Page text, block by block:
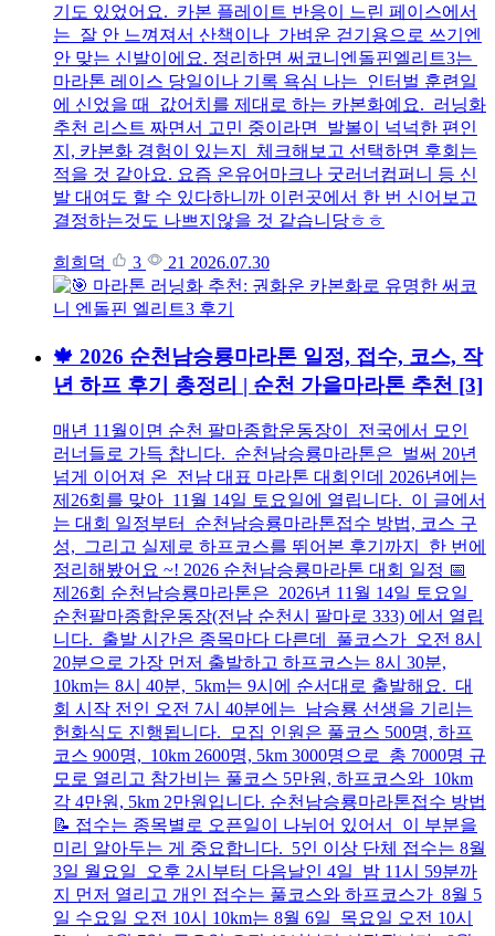
기도 있었어요. 카본 플레이트 반응이 느린 페이스에서
는 잘 안 느껴져서 산책이나 가벼운 걷기용으로 쓰기엔
안 맞는 신발이에요. 정리하면 써코니엔돌핀엘리트3는
마라톤 레이스 당일이나 기록 욕심 나는 인터벌 훈련일
에 신었을 때 값어치를 제대로 하는 카본화예요. 러닝화
추천 리스트 짜면서 고민 중이라면 발볼이 넉넉한 편인
지, 카본화 경험이 있는지 체크해보고 선택하면 후회는
적을 것 같아요. 요즘 온유어마크나 굿러너컴퍼니 등 신
발 대여도 할 수 있다하니까 이런곳에서 한 번 신어보고
결정하는것도 나쁘지않을 것 같습니당ㅎㅎ
희희덕 3 21 2026.07.30
🍁 2026 순천남승룡마라톤 일정, 접수, 코스, 작
년 하프 후기 총정리 | 순천 가을마라톤 추천 [3]
매년 11월이면 순천 팔마종합운동장이 전국에서 모인
러너들로 가득 찹니다. 순천남승룡마라톤은 벌써 20년
넘게 이어져 온 전남 대표 마라톤 대회인데 2026년에는
제26회를 맞아 11월 14일 토요일에 열립니다. 이 글에서
는 대회 일정부터 순천남승룡마라톤접수 방법, 코스 구
성, 그리고 실제로 하프코스를 뛰어본 후기까지 한 번에
정리해봤어요 ~! 2026 순천남승룡마라톤 대회 일정 📅
제26회 순천남승룡마라톤은 2026년 11월 14일 토요일
순천팔마종합운동장(전남 순천시 팔마로 333) 에서 열립
니다. 출발 시간은 종목마다 다른데 풀코스가 오전 8시
20분으로 가장 먼저 출발하고 하프코스는 8시 30분,
10km는 8시 40분, 5km는 9시에 순서대로 출발해요. 대
회 시작 전인 오전 7시 40분에는 남승룡 선생을 기리는
헌화식도 진행됩니다. 모집 인원은 풀코스 500명, 하프
코스 900명, 10km 2600명, 5km 3000명으로 총 7000명 규
모로 열리고 참가비는 풀코스 5만원, 하프코스와 10km
각 4만원, 5km 2만원입니다. 순천남승룡마라톤접수 방법
📝 접수는 종목별로 오픈일이 나뉘어 있어서 이 부분을
미리 알아두는 게 중요합니다. 5인 이상 단체 접수는 8월
3일 월요일 오후 2시부터 다음날인 4일 밤 11시 59분까
지 먼저 열리고 개인 접수는 풀코스와 하프코스가 8월 5
일 수요일 오전 10시 10km는 8월 6일 목요일 오전 10시